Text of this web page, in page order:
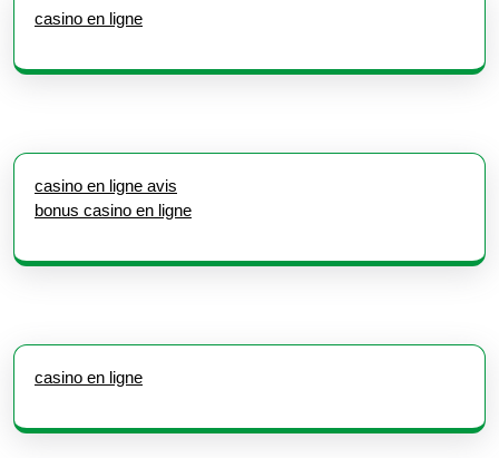
casino en ligne
casino en ligne avis
bonus casino en ligne
casino en ligne